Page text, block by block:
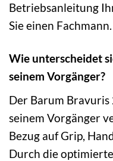
Betriebsanleitung
Sie einen Fachmann.
Wie unterscheidet
seinem Vorgänger?
Der Barum
seinem Vorgänger
Bezug auf Grip,
Durch die